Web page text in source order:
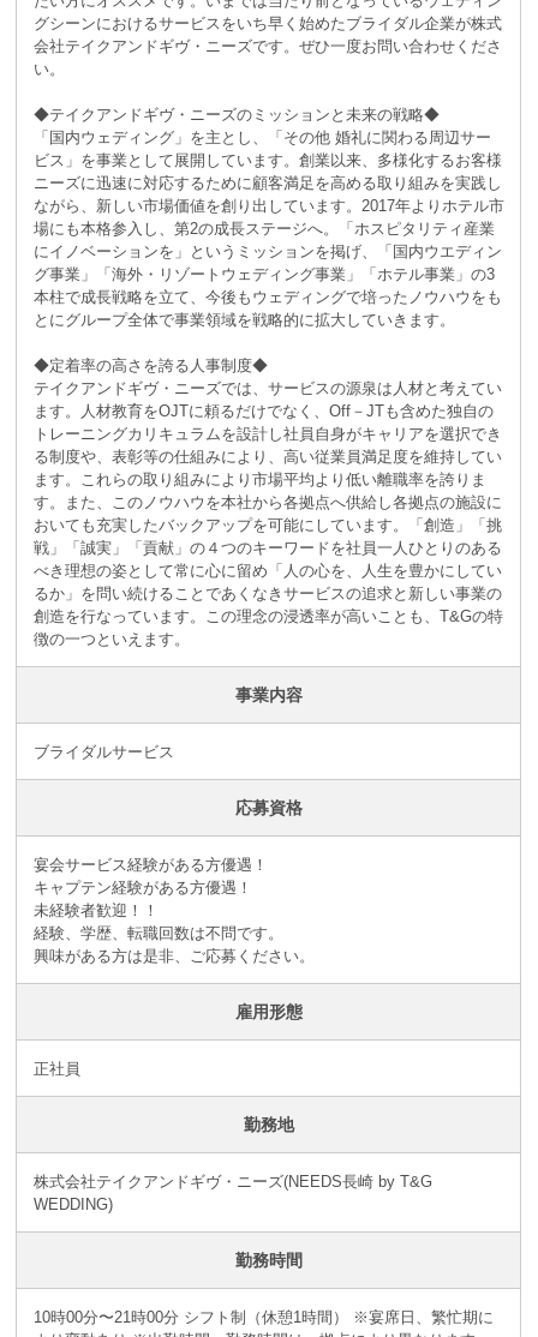
グシーンにおけるサービスをいち早く始めたブライダル企業が株式
会社テイクアンドギヴ・ニーズです。ぜひ一度お問い合わせくださ
い。
◆テイクアンドギヴ・ニーズのミッションと未来の戦略◆
「国内ウェディング」を主とし、「その他 婚礼に関わる周辺サー
ビス」を事業として展開しています。創業以来、多様化するお客様
ニーズに迅速に対応するために顧客満足を高める取り組みを実践し
ながら、新しい市場価値を創り出しています。2017年よりホテル市
場にも本格参入し、第2の成長ステージへ。「ホスピタリティ産業
にイノベーションを」というミッションを掲げ、「国内ウエディン
グ事業」「海外・リゾートウェディング事業」「ホテル事業」の3
本柱で成長戦略を立て、今後もウェディングで培ったノウハウをも
とにグループ全体で事業領域を戦略的に拡大していきます。
◆定着率の高さを誇る人事制度◆
テイクアンドギヴ・ニーズでは、サービスの源泉は人材と考えてい
ます。人材教育をOJTに頼るだけでなく、Off－JTも含めた独自の
トレーニングカリキュラムを設計し社員自身がキャリアを選択でき
る制度や、表彰等の仕組みにより、高い従業員満足度を維持してい
ます。これらの取り組みにより市場平均より低い離職率を誇りま
す。また、このノウハウを本社から各拠点へ供給し各拠点の施設に
おいても充実したバックアップを可能にしています。「創造」「挑
戦」「誠実」「貢献」の４つのキーワードを社員一人ひとりのある
べき理想の姿として常に心に留め「人の心を、人生を豊かにしてい
るか」を問い続けることであくなきサービスの追求と新しい事業の
創造を行なっています。この理念の浸透率が高いことも、T&Gの特
徴の一つといえます。
事業内容
ブライダルサービス
応募資格
宴会サービス経験がある方優遇！
キャプテン経験がある方優遇！
未経験者歓迎！！
経験、学歴、転職回数は不問です。
興味がある方は是非、ご応募ください。
雇用形態
正社員
勤務地
株式会社テイクアンドギヴ・ニーズ(NEEDS長崎 by T&G
WEDDING)
勤務時間
10時00分〜21時00分 シフト制（休憩1時間） ※宴席日、繁忙期に